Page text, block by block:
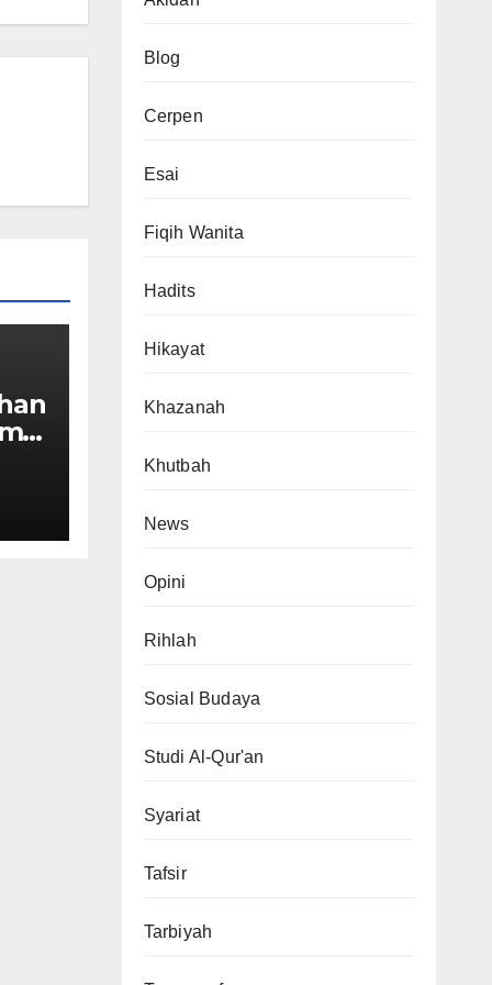
Blog
Cerpen
Esai
Fiqih Wanita
Hadits
Hikayat
Khazanah
Khutbah
News
Opini
Rihlah
Sosial Budaya
Studi Al-Qur'an
Syariat
Tafsir
Tarbiyah